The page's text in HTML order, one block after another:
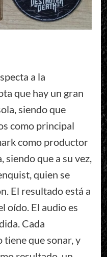
a la
que hay un gran
siendo que
como principal
como productor
siendo que a su vez,
quien se
El resultado está a
oído. El audio es
Cada
que sonar, y